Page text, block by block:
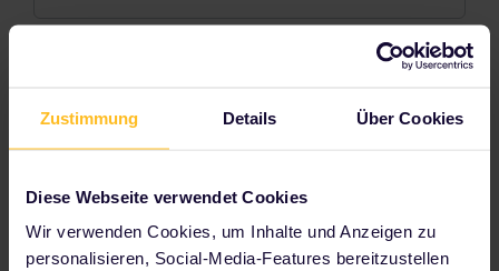
Zustimmung Details Über Cookies
Diese Webseite verwendet Cookies
Wir verwenden Cookies, um Inhalte und Anzeigen zu
personalisieren, Social-Media-Features bereitzustellen
Unsere Ein-Länder-Pässe
Österreich
Benelux